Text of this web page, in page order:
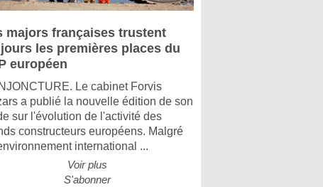
majors françaises trustent
les premières places du
européen
Le cabinet Forvis
a publié la nouvelle édition de son
sur l'évolution de l'activité des
constructeurs européens. Malgré
international ...
Voir plus
S'abonner